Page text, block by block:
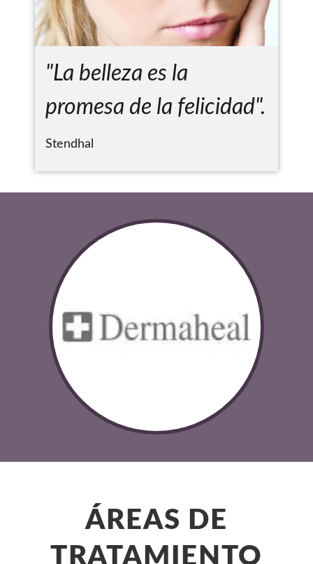
"La belleza es la
promesa de la felicidad".
Stendhal
ÁREAS DE
TRATAMIENTO